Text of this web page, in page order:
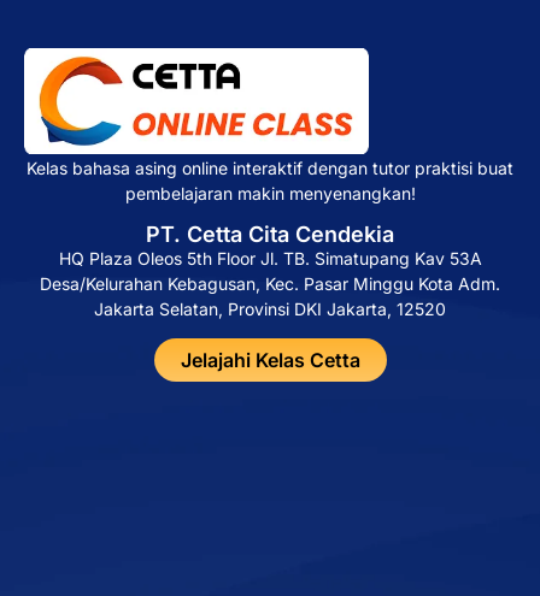
Kelas bahasa asing online interaktif dengan tutor praktisi buat
pembelajaran makin menyenangkan!
PT. Cetta Cita Cendekia
HQ Plaza Oleos 5th Floor Jl. TB. Simatupang Kav 53A
Desa/Kelurahan Kebagusan, Kec. Pasar Minggu Kota Adm.
Jakarta Selatan, Provinsi DKI Jakarta, 12520
Jelajahi Kelas Cetta